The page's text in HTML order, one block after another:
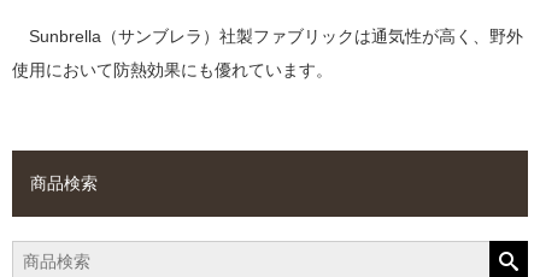
Sunbrella（サンブレラ）社製ファブリックは通気性が高く、野外
使用において防熱効果にも優れています。
商品検索